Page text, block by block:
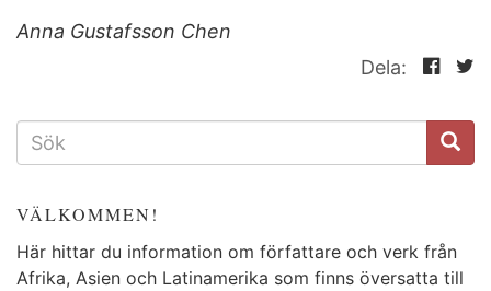
Anna Gustafsson Chen
Dela:
SÖKFORMULÄR
VÄLKOMMEN!
Här hittar du information om författare och verk från
Afrika, Asien och Latinamerika som finns översatta till